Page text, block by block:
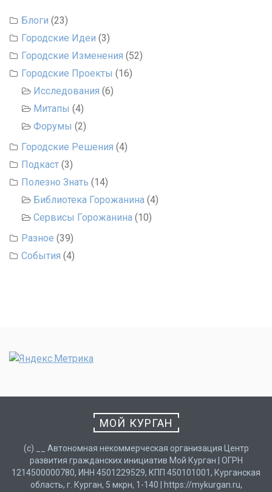
Блоги (23)
Городские Идеи (3)
Городские Изменения (52)
Городские Проекты (16)
Исследования (6)
Митапы (4)
Форумы (2)
Городские Решения (4)
Подкаст (3)
Полезно Знать (14)
Библиотека Горожанина (4)
Сервисы Горожанина (10)
Разное (39)
События (4)
МОЙ КУРГАН
(с) __ Автономная некоммерческая организация Центр
развития гражданских инициатив Мой Курган | ОГРН
1214500000780, ИНН 4501229529, КПП 450101001, Курганская
область, г. Курган, 5 мкрн, 1-140 | https://mykurgan.ru,